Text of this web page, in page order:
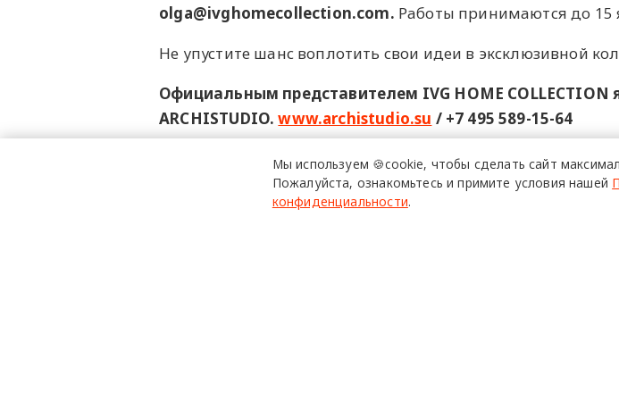
olga@ivghomecollection.com. Работы принимаются до 15
Не упустите шанс воплотить свои идеи в эксклюзивной
Официальным представителем IVG HOME COLLECTION
ARCHISTUDIO.www.archistudio.su / +7 495 589-15-64
Реклама: Представительство АКЦИОНЕРНОГО ОБЩЕСТВА "ГЛОРИЯ
ИНН 9909414069, Erid: 2SDnjcLop69
Мы используем 🍪cookie, чтобы сделать сайт
Пожалуйста, ознакомьтесь и примите условия нашей
конфиденциальности.